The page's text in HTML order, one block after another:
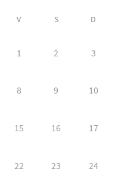
V S D
1 2 3
8 9 10
15 16 17
22 23 24